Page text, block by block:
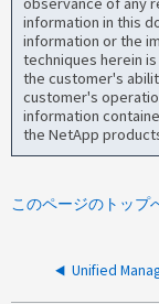
information in this
information or the
techniques herein
the customer's
customer's
information
the NetApp
このページのトップ